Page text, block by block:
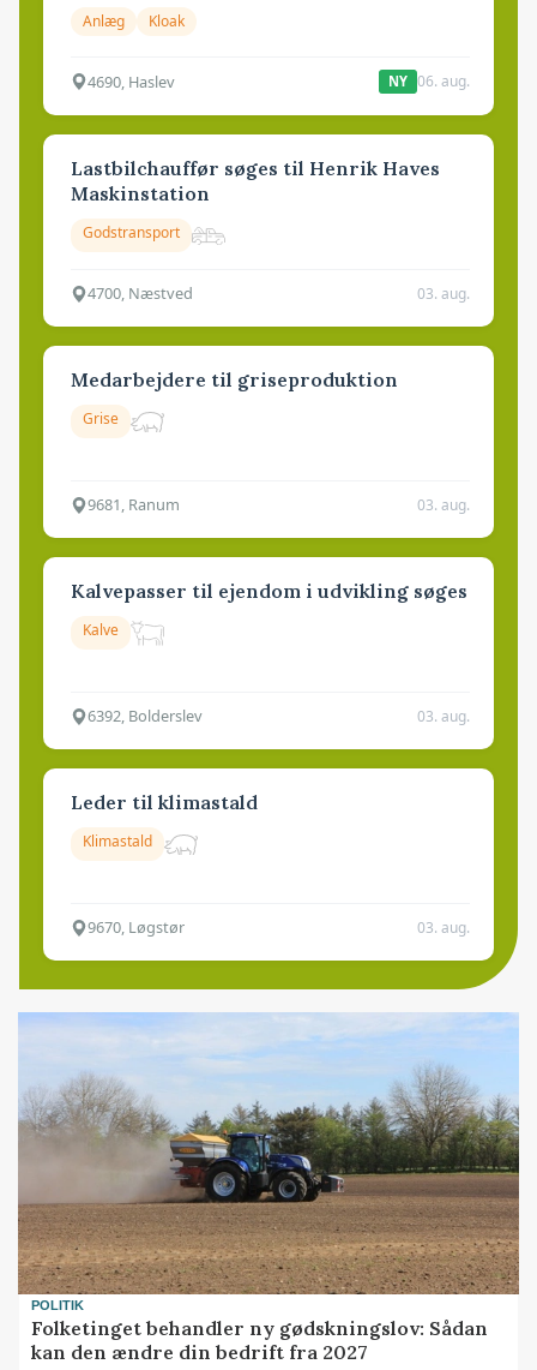
Anlæg Kloak
4690, Haslev NY 06. aug.
Lastbilchauffør søges til Henrik Haves
Maskinstation
Godstransport
4700, Næstved 03. aug.
Medarbejdere til griseproduktion
Grise
9681, Ranum 03. aug.
Kalvepasser til ejendom i udvikling søges
Kalve
6392, Bolderslev 03. aug.
Leder til klimastald
Klimastald
9670, Løgstør 03. aug.
POLITIK
Folketinget behandler ny gødskningslov: Sådan
kan den ændre din bedrift fra 2027